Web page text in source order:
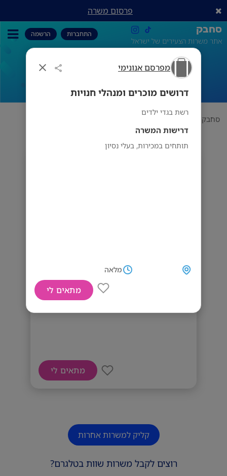
מפרסם אנונימי
דרושים מוכרים ומנהלי חנויות
רשת בגדי ילדים
דרישות המשרה
תותחים במכירות, בעלי נסיון
מלאה
מתאים לי
פרסום משרה
סחבק
אתר משרות הצעירים של ישראל
התחברות הרשמה
דרושים מוכרים ומנהלי חנויות
סחבק
דרושים מוכרים ומנהלי חנויות
מתאים לי
קליק למשרות אחרות
רוצים לקבל משרות שוות בטלגרם?